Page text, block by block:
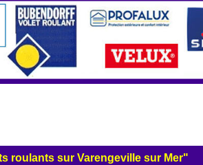
roulants sur Varengeville sur Mer"